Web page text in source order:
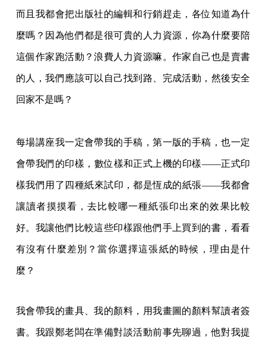
回家不是嗎？
每場講座我一定會帶我的手稿，第一版的手稿，也一定
會帶我們的印樣，數位樣和正式上機的印樣——正式印
樣我們用了四種紙來試印，都是恆成的紙張——我都會
好。我讓他們比較這些印樣跟他們手上買到的書，看看
有沒有什麼差別？當你選擇這張紙的時候，理由是什
麼？
我會帶我的畫具、我的顏料，用我畫圖的顏料幫讀者簽
書。我跟鄭老闆在準備對談活動前事先聊過，他對我提
出來的「小說感」這個概念很好奇，我在想的是一種不
如說去看一場電影，什麼是電影感？電影感包含了觀影
經驗的所有副本，我們在一般電影院看電影、在 3D 電